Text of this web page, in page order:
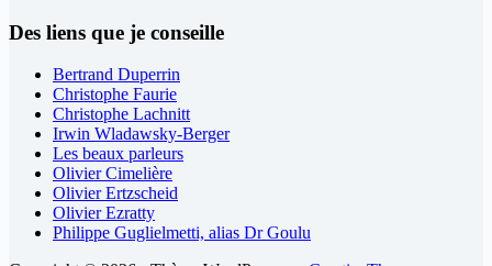
Des liens que je conseille
Bertrand Duperrin
Christophe Faurie
Christophe Lachnitt
Irwin Wladawsky-Berger
Les beaux parleurs
Olivier Cimelière
Olivier Ertzscheid
Olivier Ezratty
Philippe Guglielmetti, alias Dr Goulu